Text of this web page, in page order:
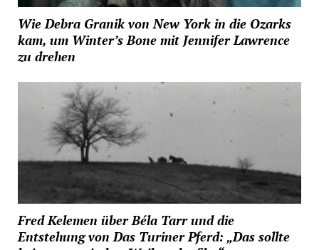
Wie Debra Granik von New York in die Ozarks
kam, um Winter’s Bone mit Jennifer Lawrence
zu drehen
Fred Kelemen über Béla Tarr und die
Entstehung von Das Turiner Pferd: „Das sollte